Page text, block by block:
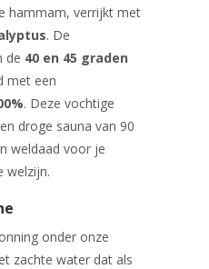
hammam, verrijkt met
. De
de 40 en 45 graden
met een
. Deze vochtige
droge sauna van 90
weldaad voor je
welzijn.
onder onze
zachte water dat als